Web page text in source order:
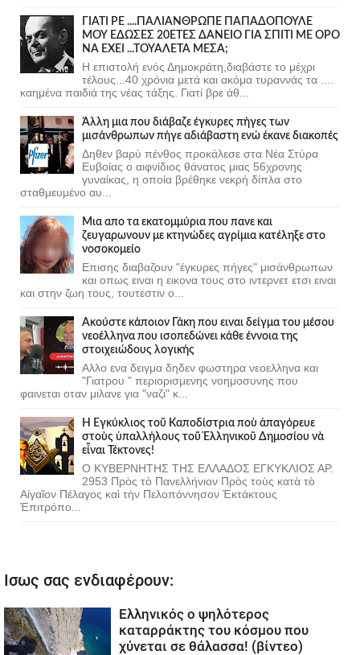
ΓΙΑΤΙ ΡΕ ....ΠΑΛΙΑΝΘΡΩΠΕ ΠΑΠΑΔΟΠΟΥΛΕ
ΜΟΥ ΕΔΩΣΕΣ 20ΕΤΕΣ ΔΑΝΕΙΟ ΓΙΑ ΣΠΙΤΙ ΜΕ ΟΡΟ
ΝΑ ΕΧΕΙ ...ΤΟΥΑΛΕΤΑ ΜΕΣΑ;
Η επιστολή ενός Δημοκράτη,διαβάστε το μέχρι
τέλους...40 χρόνια μετά και ακόμα τυραννάς τα ....
καημένα παιδιά της νέας τάξης. Γιατί βρε άθ...
Άλλη μια που διάβαζε έγκυρες πήγες των
μισάνθρωπων πήγε αδιάβαστη ενώ έκανε διακοπές
Δηθεν βαρύ πένθος προκάλεσε στα Νέα Στύρα
Ευβοίας ο αιφνίδιος θάνατος μιας 56χρονης
γυναίκας, η οποία βρέθηκε νεκρή δίπλα στο
σταθμευμένο αυ...
Μια απο τα εκατομμύρια που πανε και
ζευγαρωνουν με κτηνώδες αγρίμια κατέληξε στο
νοσοκομείο
Επισης διαβαζουν "έγκυρες πήγες" μισάνθρωπων
και οπως ειναι η εικονα τους στο ιντερνετ ετσι ειναι
και στην ζωη τους, τουτεστιν ο...
Ακούστε κάποιον Γάκη που ειναι δείγμα του μέσου
νεοέλληνα που ισοπεδώνει κάθε έννοια της
στοιχειώδους λογικής
Αλλο ενα δειγμα δηδεν φωστηρα νεοελληνα και
"Γιατρου " περιορισμενης νοημοσυνης που
φαινεται οταν μιλανε για "ναζι" κ...
Ἡ Ἐγκύκλιος τοῦ Καποδίστρια ποὺ ἀπαγόρευε
στοὺς ὑπαλλήλους τοῦ Ἑλληνικοῦ Δημοσίου νὰ
εἶναι Τέκτονες!
Ο ΚΥΒΕΡΝΗΤΗΣ ΤΗΣ ΕΛΛΑΔΟΣ ΕΓΚΥΚΛΙΟΣ ΑΡ.
2953 Πρὸς τὸ Πανελλήνιον Πρὸς τοὺς κατὰ τὸ
Αἰγαῖον Πέλαγος καὶ τὴν Πελοπόννησον Ἐκτάκτους
Ἐπιτρόπο...